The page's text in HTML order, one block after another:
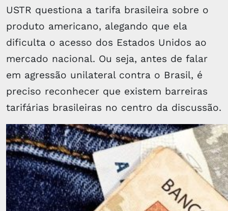
USTR questiona a tarifa brasileira sobre o
produto americano, alegando que ela
dificulta o acesso dos Estados Unidos ao
mercado nacional. Ou seja, antes de falar
em agressão unilateral contra o Brasil, é
preciso reconhecer que existem barreiras
tarifárias brasileiras no centro da discussão.